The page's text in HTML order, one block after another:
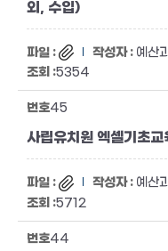
외, 수입)
예산
5354
45
사립유치원 엑셀기초교
예산
5712
44